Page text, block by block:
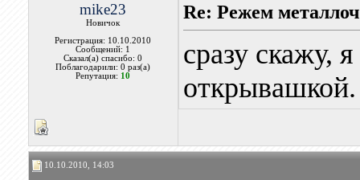
mike23
Новичок
Регистрация: 10.10.2010
Сообщений: 1
Сказал(а) спасибо: 0
Поблагодарили: 0 раз(а)
Репутация: 10
Re: Режем
сразу скажу,
10.10.2010, 14:03